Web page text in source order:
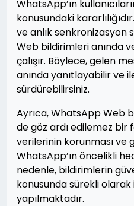
WhatsApp’ın
konusundaki
ve anlık senkronizasyon
Web bildirimleri anında
çalışır. Böylece, gelen
anında yanıtlayabilir ve
sürdürebilirsiniz.
Ayrıca, WhatsApp Web
de göz ardı edilemez bir
verilerinin korunması ve
WhatsApp’ın öncelikli
nedenle, bildirimlerin
konusunda sürekli
yapılmaktadır.